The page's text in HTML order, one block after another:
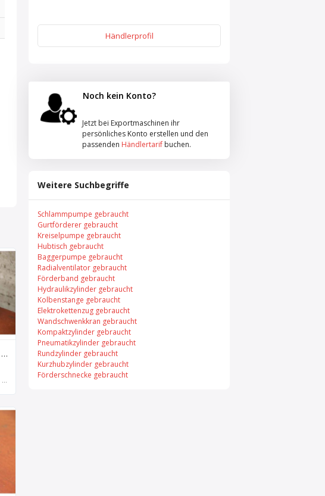
Kegelrollenlager von Timken – HH421246 C
Händlerprofil
Noch kein Konto?
Jetzt bei Exportmaschinen ihr
persönliches Konto erstellen und den
passenden Händlertarif buchen.
Weitere Suchbegriffe
Schlammpumpe gebraucht
Gurtförderer gebraucht
Kreiselpumpe gebraucht
Hubtisch gebraucht
Baggerpumpe gebraucht
Radialventilator gebraucht
Förderband gebraucht
Hydraulikzylinder gebraucht
Kolbenstange gebraucht
Elektrokettenzug gebraucht
Wandschwenkkran gebraucht
Kompaktzylinder gebraucht
Pneumatikzylinder gebraucht
Rundzylinder gebraucht
Kurzhubzylinder gebraucht
Förderschnecke gebraucht